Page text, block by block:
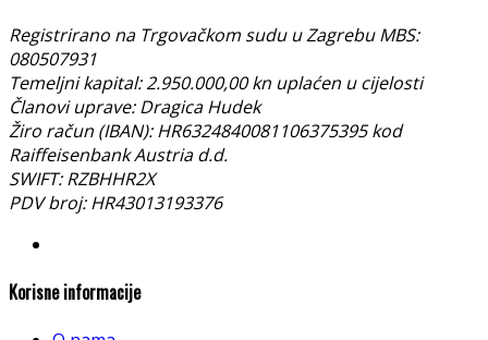
Registrirano na Trgovačkom sudu u Zagrebu MBS:
080507931
Temeljni kapital: 2.950.000,00 kn uplaćen u cijelosti
Članovi uprave: Dragica Hudek
Žiro račun (IBAN): HR6324840081106375395 kod
Raiffeisenbank Austria d.d.
SWIFT: RZBHHR2X
PDV broj: HR43013193376
Korisne informacije